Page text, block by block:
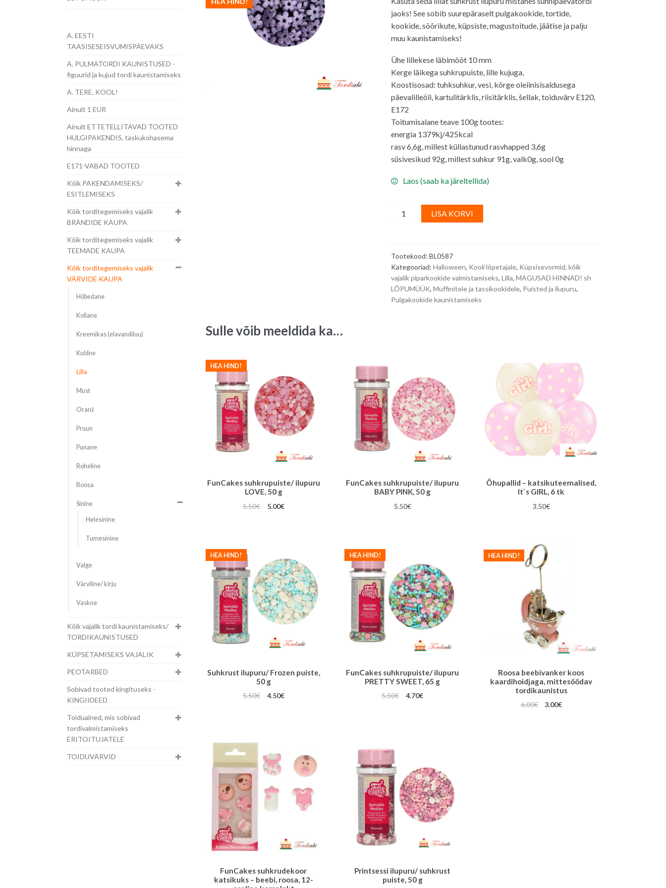
oli:
4.50€.
on:
4.20€.
jaoks! See sobib suurepäraselt pulgakookide, tortide,
kookide, sõõrikute, küpsiste, magustoitude, jäätise ja palju
muu kaunistamiseks!
Ühe lillekese läbimõõt 10 mm
Kerge läikega suhkrupuiste, lille kujuga,
Koostisosad: tuhksuhkur, vesi, kõrge oleiinisisaldusega
päevalilleõli, kartulitärklis, riisitärklis, šellak, toiduvärv E120,
E172
Toitumisalane teave 100g tootes:
energia 1379kj/425kcal
rasv 6,6g, millest küllastunud rasvhapped 3,6g
süsivesikud 92g, millest suhkur 91g, valk0g, sool 0g
Laos (saab ka järeltellida)
Suhkrupuiste/
pisikesed
lilleõied,
50
g
LISA KORVI
l
n
Tootekood: BL0587
Kategooriad: Halloween, Kooli lõpetajale, Küpsisevormid, kõik
vajalik piparkookide valmistamiseks, Lilla, MAGUSAD HINNAD! sh
LÕPUMÜÜK, Muffinitele ja tassikookidele, Puisted ja ilupuru,
Pulgakookide kaunistamiseks
Sulle võib meeldida ka…
FunCakes suhkrupuiste/ ilupuru
LOVE, 50 g
HEA HIND!
5.50€
Algne
5.00€Praegune
FunCakes suhkrupuiste/ ilupuru
BABY PINK, 50 g
5.50€
Õhupallid – katsikuteemalised,
It`s GIRL, 6 tk
3.50€
Suhkrust ilupuru/ Frozen puiste,
50 g
HEA HIND!
5.50€
Algne
4.50€Praegune
FunCakes suhkrupuiste/ ilupuru
PRETTY SWEET, 65 g
HEA HIND!
5.50€
Algne
4.70€Praegune
Roosa beebivanker koos
kaardihoidjaga, mittesöödav
tordikaunistus
HEA HIND!
6.00€
Algne
3.00€Praegune
FunCakes suhkrudekoor
katsikuks – beebi, roosa, 12-
Printsessi ilupuru/ suhkrust
puiste, 50 g
A. EESTI
TAASISESEISVUMISPÄEVAKS
A. PULMATORDI KAUNISTUSED -
figuurid ja kujud tordi kaunistamiseks
A. TERE, KOOL!
Ainult 1 EUR
Ainult ETTETELLITAVAD TOOTED
HULGIPAKENDIS, taskukohasema
hinnaga
E171-VABAD TOOTED
Kõik PAKENDAMISEKS/
ESITLEMISEKS
Kõik torditegemiseks vajalik
BRÄNDIDE KAUPA
Kõik torditegemiseks vajalik
TEEMADE KAUPA
Kõik torditegemiseks vajalik
VÄRVIDE KAUPA
Hõbedane
Kollane
Kreemikas (elavandiluu)
Kuldne
Lilla
Must
Oranž
Pruun
Punane
Roheline
Roosa
Sinine
Helesinine
Tumesinine
Valge
Värviline/ kirju
Vaskne
Kõik vajalik tordi kaunistamiseks/
TORDIKAUNISTUSED
KÜPSETAMISEKS VAJALIK
PEOTARBED
Sobivad tooted kingituseks -
KINGIIDEED
Toiduained, mis sobivad
tordivalmistamiseks
ERITOITUJATELE
TOIDUVÄRVID